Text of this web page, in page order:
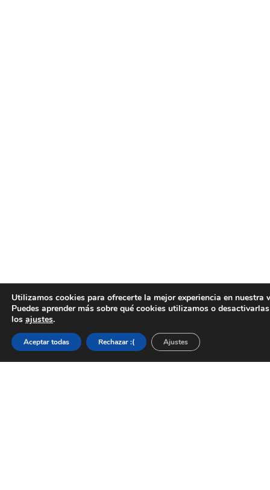
Utilizamos cookies para ofrecerte la mejor experiencia en nuestra
Puedes aprender más sobre qué cookies utilizamos o
los ajustes.
Aceptar todas Rechazar :( Ajustes